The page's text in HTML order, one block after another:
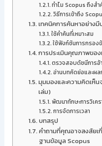
ทำไม Scopus ถึงส
วิธีการเข้าถึง
เทคนิคการค้นหาอย่างมี
ใช้คำค้นที่เหมาะสม
ใช้ฟังก์ชันการกรอง
การประเมินคุณภาพของ
ตรวจสอบดัชนีการอ้
อ่านบทคัดย่อและผล
มุมมองและความคิดเห็
เล่ม)
พัฒนาทักษะการวิเค
การจัดการเวลา
บทสรุป
คำถามที่คุณอาจสงสัยเ
ฐานข้อมูล Scopus